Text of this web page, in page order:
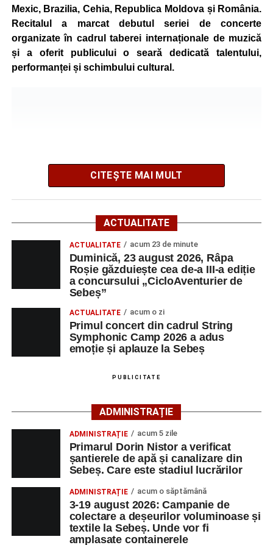
Înaintea zilei de concurs, participanții își vor putea ridica
vor putea înscrie direct la competiție în cadrul Punctului
Oficial de Înscrieri și Informații (Race Office), care va
funcționa după următorul program:
Roșie, unde vor avea loc și antrenamente libere pe
traseul de concurs.
Startul competiției va fi dat duminică, 23 august 2026, la
ora 10:00, la Râpa Roșie.
Înscrierile online sunt deschise până în 22 august 2026 și
pot fi efectuate pe site-ulwww.cicloaventura.ro.
Adaugă-ne ca sursă preferată
Urmărește-ne pe Google News
Duminică, 23 august 2026, Râpa Roșie găzduiește
cea de-a III-a ediție a concursului „CicloAventurier
de Sebeș”
Primul concert din cadrul String Symphonic Camp
2026 a adus emoție și aplauze la Sebeș
În luna august, cele mai recente lucrări ale lui Eugen
Măcinic pot fi admirate la Primăria Sebeș
Mexic, Brazilia, Cehia, Republica Moldova și România.
Recitalul a marcat debutul seriei de concerte
organizate în cadrul taberei internaționale de muzică
și a oferit publicului o seară dedicată talentului,
performanței și schimbului cultural.
String Symphonic Camp 2026 reunește tineri
instrumentiști din 6 țări, alături de voluntari și foști elevi ai
participă, timp de o săptămână, la cursuri de
perfecționare, repetiții și activități artistice desfășurate sub
îndrumarea unor profesori și mentori.
CITEȘTE MAI MULT
ACTUALITATE
ACTUALITATE acum 23 de minute
Duminică, 23 august 2026, Râpa
Roșie găzduiește cea de-a III-a ediție
a concursului „CicloAventurier de
Sebeș”
ACTUALITATE acum o zi
Primul concert din cadrul String
Symphonic Camp 2026 a adus
emoție și aplauze la Sebeș
PUBLICITATE
ADMINISTRAȚIE
ADMINISTRAȚIE acum 5 zile
Primarul Dorin Nistor a verificat
șantierele de apă și canalizare din
Sebeș. Care este stadiul lucrărilor
ADMINISTRAȚIE acum o săptămână
3-19 august 2026: Campanie de
colectare a deșeurilor voluminoase și
textile la Sebeș. Unde vor fi
amplasate containerele